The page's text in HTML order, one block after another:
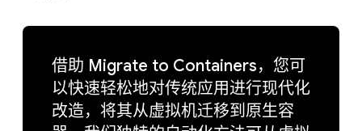
借助 Migrate to Containers，您可
以快速轻松地对传统应用进行现代化
改造，将其从虚拟机迁移到原生容